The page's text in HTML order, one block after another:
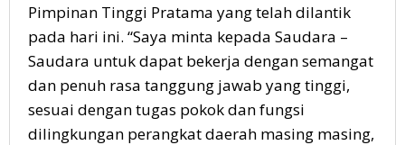
Pimpinan Tinggi Pratama yang telah dilantik
pada hari ini. “Saya minta kepada Saudara –
Saudara untuk dapat bekerja dengan semangat
dan penuh rasa tanggung jawab yang tinggi,
sesuai dengan tugas pokok dan fungsi
dilingkungan perangkat daerah masing masing,